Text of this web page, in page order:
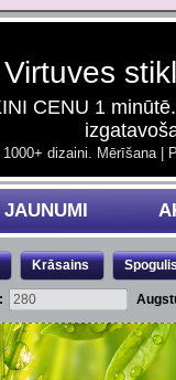
Virtuves
CENU 1
1000+ dizaini. Mērīšana |
JAUNUMI
Krāsains